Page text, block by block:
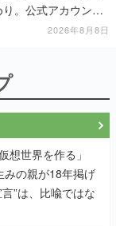
。公式アカウント
ースに向けて開発中
2026年8月8日
想世界を作る」
の親が18年掲げ
”は、比喩ではな